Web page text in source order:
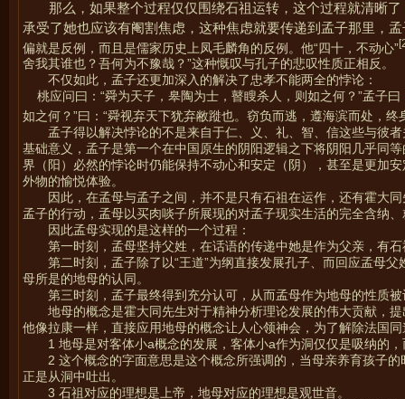
那么，如果整个过程仅仅围绕石祖运转，这个过程就清晰
承受了她也应该有阉割焦虑，这种焦虑就要传递到孟子那里，
偏就是反例，而且是儒家历史上凤毛麟角的反例。他“四十，不动心”
舍我其谁也？吾何为不豫哉？”这种慨叹与孔子的悲叹性质正相反。
不仅如此，孟子还更加深入的解决了忠孝不能两全的悖论：
桃应问曰：“舜为天子，皋陶为士，瞽瞍杀人，则如之何？”孟子
如之何？”曰：“舜视弃天下犹弃敝蹝也。窃负而逃，遵海滨而处，终
孟子得以解决悖论的不是来自于仁、义、礼、智、信这些与彼
基础意义，孟子是第一个在中国原生的阴阳逻辑之下将阴阳几乎同
界（阳）必然的悖论时仍能保持不动心和安定（阴），甚至是更加
外物的愉悦体验。
因此，在孟母与孟子之间，并不是只有石祖在运作，还有霍大
孟子的行动，孟母以买肉啖子所展现的对孟子现实生活的完全含纳
因此孟母实现的是这样的一个过程：
第一时刻，孟母坚持父姓，在话语的传递中她是作为父亲，有
第二时刻，孟子除了以“王道”为纲直接发展孔子、而回应孟母
母所是的地母的认同。
第三时刻，孟子最终得到充分认可，从而孟母作为地母的性质
地母的概念是霍大同先生对于精神分析理论发展的伟大贡献，
他像拉康一样，直接应用地母的概念让人心领神会，为了解除法国
1 地母是对客体小a概念的发展，客体小a作为洞仅仅是吸纳的
2 这个概念的字面意思是这个概念所强调的，当母亲养育孩子
正是从洞中吐出。
3 石祖对应的理想是上帝，地母对应的理想是观世音。